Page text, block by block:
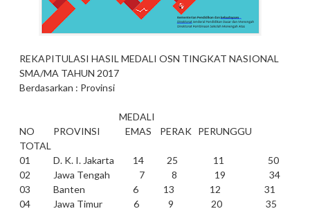
REKAPITULASI HASIL MEDALI OSN TINGKAT NASIONAL
SMA/MA TAHUN 2017
Berdasarkan : Provinsi
MEDALI
NO PROVINSI EMAS PERAK PERUNGGU
TOTAL
01 D. K. I. Jakarta 14 25 11 50
02 Jawa Tengah 7 8 19 34
03 Banten 6 13 12 31
04 Jawa Timur 6 9 20 35